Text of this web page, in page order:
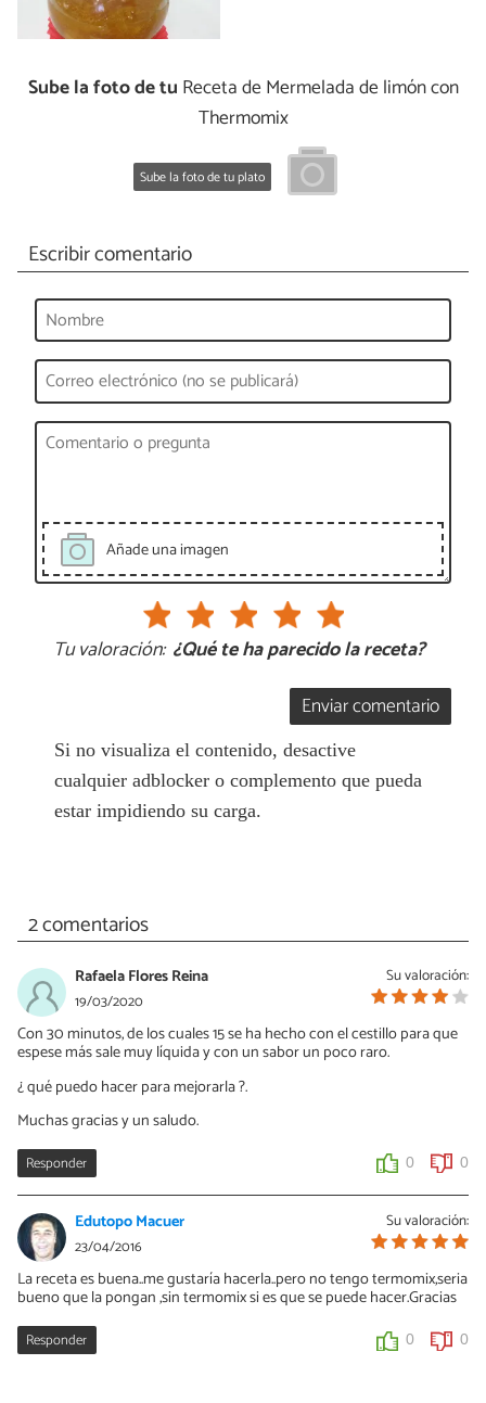
Sube la foto de tu Receta de Mermelada de limón con
Thermomix
Sube la foto de tu plato
Escribir comentario
Añade una imagen
Tu valoración: ¿Qué te ha parecido la receta?
Enviar comentario
Si no visualiza el contenido, desactive
cualquier adblocker o complemento que pueda
estar impidiendo su carga.
2 comentarios
Su valoración:
Rafaela Flores Reina
19/03/2020
Con 30 minutos, de los cuales 15 se ha hecho con el cestillo para que
espese más sale muy líquida y con un sabor un poco raro.
¿ qué puedo hacer para mejorarla ?.
Muchas gracias y un saludo.
Responder 0 0
Su valoración:
Edutopo Macuer
23/04/2016
La receta es buena..me gustaría hacerla..pero no tengo termomix,seria
bueno que la pongan ,sin termomix si es que se puede hacer.Gracias
Responder 0 0